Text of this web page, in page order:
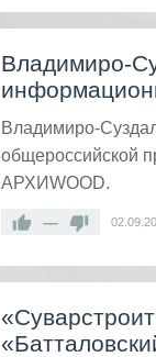
Владимиро-
Владимиро-
общероссийской
АРХИWOOD.
—